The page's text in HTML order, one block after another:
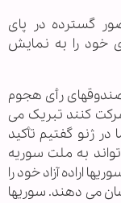
گسترده در پای
خود را به نمایش
رأی هجوم
شرکت کنند تبریک می
ژنو گفتیم تأکید
به ملت سوریه
اراده آزاد خود را
می دهند. سوریها